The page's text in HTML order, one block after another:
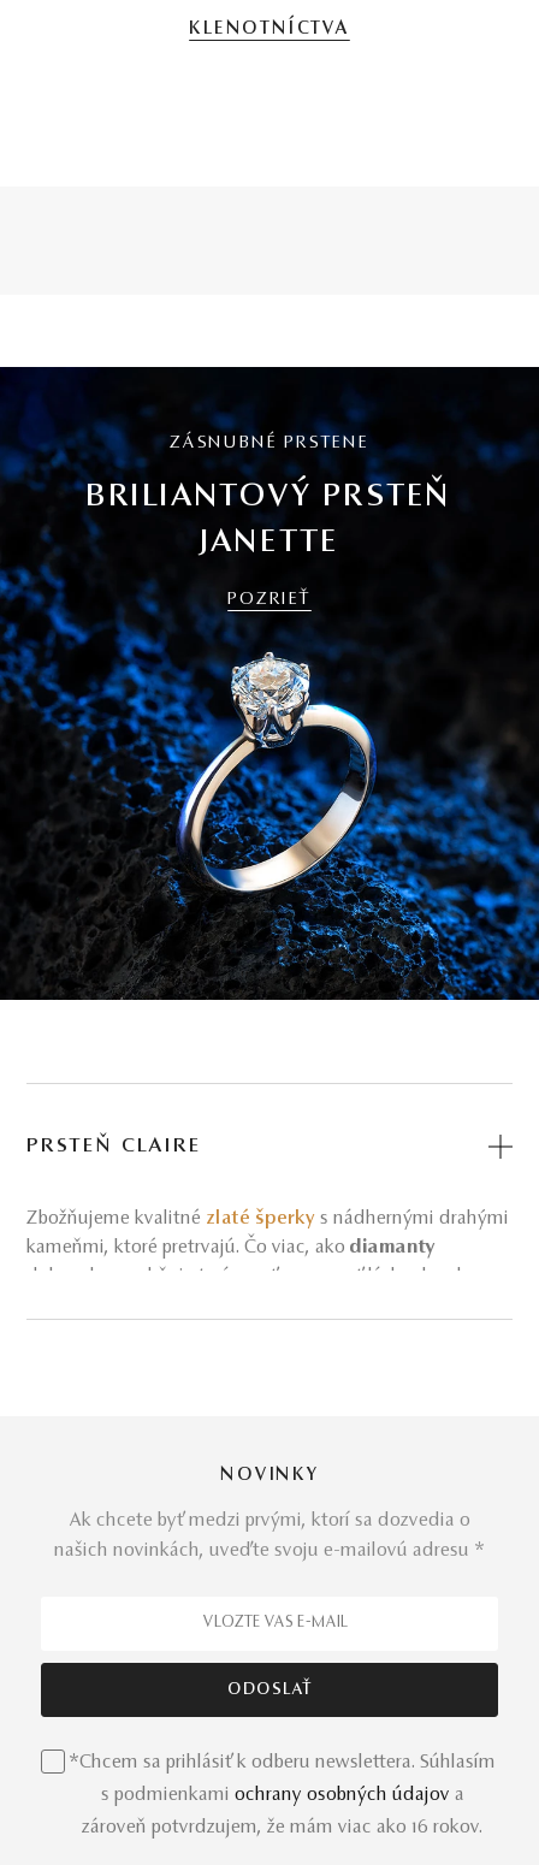
KLENOTNÍCTVA
ZÁSNUBNÉ PRSTENE
BRILIANTOVÝ PRSTEŇ
JANETTE
POZRIEŤ
PRSTEŇ CLAIRE
Zbožňujeme kvalitné zlaté šperky s nádhernými drahými
kameňmi, ktoré pretrvajú. Čo viac, akodiamanty
dokonale zosobňuje trvácnosť a pevnosť lásky dvoch
jeho výrobu boli použité výlučne prírodné materiály – žlté
zlato a pravý diamant. Tento jemný klenot okrášli svoju
nositeľku a zvýrazní jej jedinečnosť. Je skutočným
ním vašu osobnosť.
NOVINKY
Ak chcete byť medzi prvými, ktorí sa dozvedia o
našich novinkách, uveďte svoju e-mailovú adresu *
*Chcem sa prihlásiť k odberu newslettera. Súhlasím
s podmienkami ochrany osobných údajov a
zároveň potvrdzujem, že mám viac ako 16 rokov.